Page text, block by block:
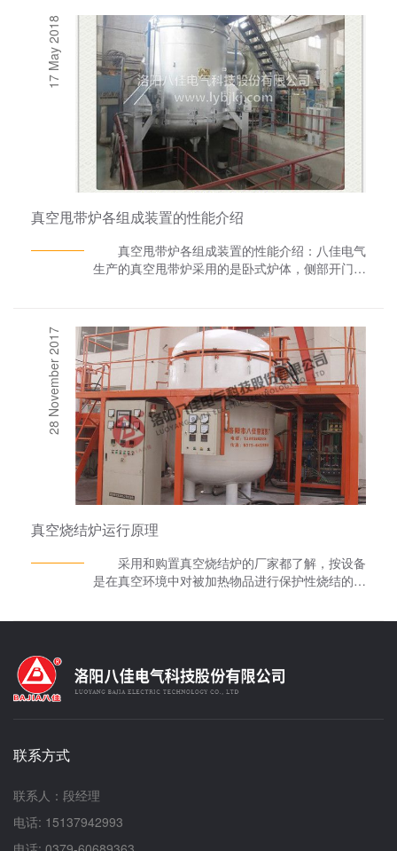
17 May 2018
真空甩带炉各组成装置的性能介绍
真空甩带炉各组成装置的性能介绍：八佳电气
生产的真空甩带炉采用的是卧式炉体，侧部开门结
镍基合金、铜、合金钢、镍钴合金、稀土钕铁錋
等)的熔炼浇铸处理，也可进行合金钢的真空精炼
处理及精密铸造。还可进行非晶甩带，喷铸和压铸
处理，一台设备，多种功能。 随然，真空甩
带炉看起来并不大，但其结构也是相对复杂的，主
要有真空腔体、熔炼装置、喷铸装置、甩带装置、
压铸装置、模具预热系统、抽真空系统、炉体支
架、电气控制系统及水冷却系统组成。 1、真
空腔体：由炉体、炉盖和炉底组成;炉体由不锈钢
法兰和内外筒体组焊而成，内壁镜面抛光，炉体上
收集管、红外测温接口、模具预热电源电极引入接
开设有大直径观察窗，可直观的观测到炉内的各种
实验情况;炉底也是由整体实心加工而成，固定有
2、熔炼装置：由 超音频电源、水冷电缆、旋转电
可加热至1700℃。(容量按照
50g,200g,500g,1000g来配)，熔炼完成后可通过
棍等组成，可通过调节电机速度，实现不同铜棍线
速度。 5、压铸装置：由特殊加压装置、压
28 November 2017
真空烧结炉运行原理
采用和购置真空烧结炉的厂家都了解，按设备
是在真空环境中对被加热物品进行保护性烧结的炉
靠;变频无级调速，不锈钢网带传送，全新的外观
设计理念，确保了产品平稳输送。 利用中频
度为高纯度氮气作为回充气体。按水冷系统图，将
供压力为0.1-0.15MPa，温度不低于15℃，不高
于30℃的水源，*提供循环水、防锈水。真空炉炉
联系方式
联系人：段经理
电话: 15137942993